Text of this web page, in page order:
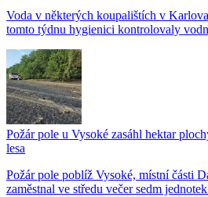
Voda v některých koupalištích v
tomto týdnu hygienici kontrolovaly
Požár pole u Vysoké zasáhl hektar
lesa
Požár pole poblíž Vysoké, místní části
zaměstnal ve středu večer sedm